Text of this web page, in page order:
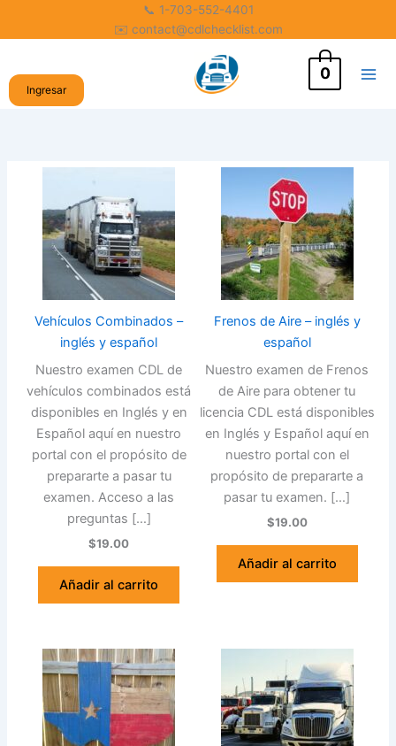
📞 1-703-552-4401
✉️ contact@cdlchecklist.com
Ingresar
0
Vehículos Combinados –
inglés y español
Nuestro examen CDL de
vehículos combinados está
disponibles en Inglés y en
Español aquí en nuestro
portal con el propósito de
prepararte a pasar tu
examen. Acceso a las
preguntas […]
$19.00
Añadir al carrito
Frenos de Aire – inglés y
español
Nuestro examen de Frenos
de Aire para obtener tu
licencia CDL está disponibles
en Inglés y Español aquí en
nuestro portal con el
propósito de prepararte a
pasar tu examen. […]
$19.00
Añadir al carrito